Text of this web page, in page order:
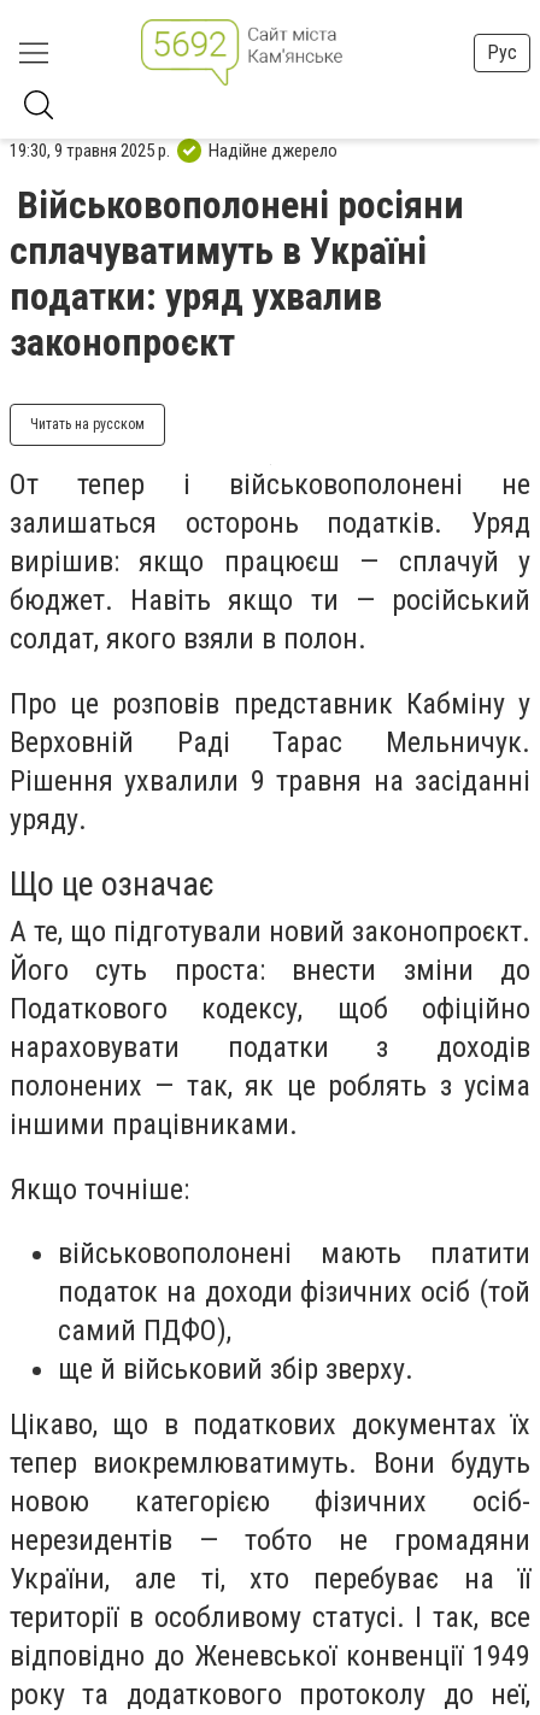
Рус
19:30, 9 травня 2025 р. Надійне джерело
Військовополонені росіяни
сплачуватимуть в Україні
податки: уряд ухвалив
законопроєкт
Читать на русском
От тепер і військовополонені не
залишаться осторонь податків. Уряд
вирішив: якщо працюєш — сплачуй у
бюджет. Навіть якщо ти — російський
солдат, якого взяли в полон.
Про це розповів представник Кабміну у
Верховній Раді Тарас Мельничук.
Рішення ухвалили 9 травня на засіданні
уряду.
Що це означає
А те, що підготували новий законопроєкт.
Його суть проста: внести зміни до
Податкового кодексу, щоб офіційно
нараховувати податки з доходів
полонених — так, як це роблять з усіма
іншими працівниками.
Якщо точніше:
військовополонені мають платити
податок на доходи фізичних осіб (той
самий ПДФО),
ще й військовий збір зверху.
Цікаво, що в податкових документах їх
тепер виокремлюватимуть. Вони будуть
новою категорією фізичних осіб-
нерезидентів — тобто не громадяни
України, але ті, хто перебуває на її
території в особливому статусі. І так, все
відповідно до Женевської конвенції 1949
року та додаткового протоколу до неї,